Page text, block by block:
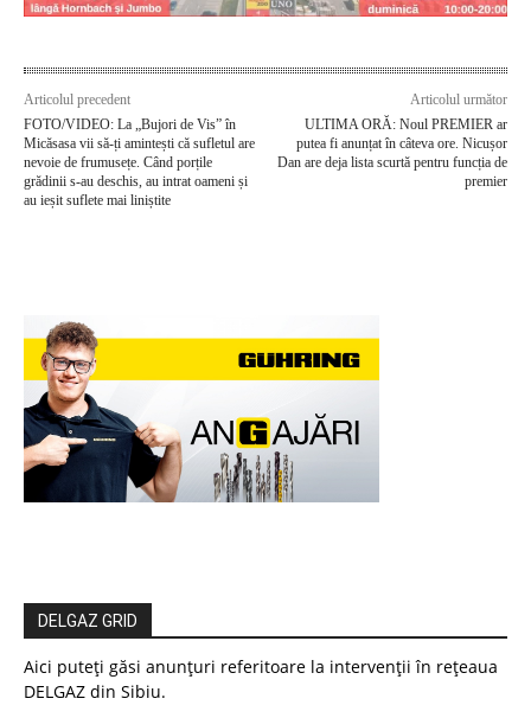
Articolul precedent
FOTO/VIDEO: La „Bujori de Vis” în
Micăsasa vii să-ți amintești că sufletul are
nevoie de frumusețe. Când porțile
grădinii s-au deschis, au intrat oameni și
au ieșit suflete mai liniștite
Articolul următor
ULTIMA ORĂ: Noul PREMIER ar
putea fi anunțat în câteva ore. Nicușor
Dan are deja lista scurtă pentru funcția de
premier
DELGAZ GRID
Aici puteți găsi anunțuri referitoare la intervenții în rețeaua
DELGAZ din Sibiu.